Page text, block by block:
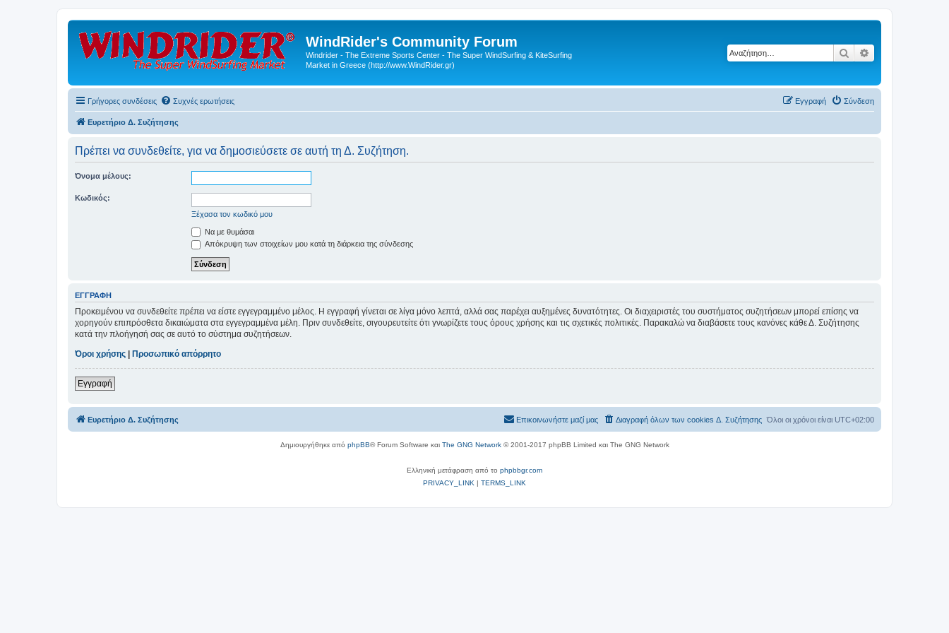
WindRider's Community Forum
Windrider - The Extreme Sports Center - The Super WindSurfing & KiteSurfing
Market in Greece (http://www.WindRider.gr)
Αναζήτηση
Γρήγορες συνδέσεις Συχνές ερωτήσεις Σύνδεση
Εγγραφή
Ευρετήριο Δ. Συζήτησης
Πρέπει να συνδεθείτε, για να δημοσιεύσετε σε αυτή τη Δ. Συζήτηση.
Όνομα μέλους:
Κωδικός:
Ξέχασα τον κωδικό μου
Να με θυμάσαι
Απόκρυψη των στοιχείων μου κατά τη διάρκεια της σύνδεσης
ΕΓΓΡΑΦΉ
Προκειμένου να συνδεθείτε πρέπει να είστε εγγεγραμμένο μέλος. Η εγγραφή γίνεται σε λίγα μόνο λεπτά, αλλά σας παρέχει αυξημένες δυνατότητες. Οι διαχειριστές του συστήματος συζητήσεων μπορεί επίσης να
χορηγούν επιπρόσθετα δικαιώματα στα εγγεγραμμένα μέλη. Πριν συνδεθείτε, σιγουρευτείτε ότι γνωρίζετε τους όρους χρήσης και τις σχετικές πολιτικές. Παρακαλώ να διαβάσετε τους κανόνες κάθε Δ. Συζήτησης
κατά την πλοήγησή σας σε αυτό το σύστημα συζητήσεων.
Όροι χρήσης
Προσωπικό απόρρητο
Εγγραφή
Ευρετήριο Δ. Συζήτησης Όλοι οι χρόνοι είναι UTC+02:00
Διαγραφή όλων των cookies Δ. Συζήτησης
Επικοινωνήστε μαζί μας
Δημιουργήθηκε από phpBB® Forum Software και The GNG Network© 2001-2017 phpBB Limited και The GNG Network
Ελληνική μετάφραση από το phpbbgr.com
PRIVACY_LINK | TERMS_LINK